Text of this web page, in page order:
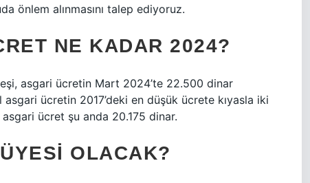
önlem alınmasını talep ediyoruz.
NE KADAR 2024?
asgari ücretin Mart 2024’te 22.500 dinar
asgari ücretin 2017’deki en düşük ücrete kıyasla iki
asgari ücret şu anda 20.175 dinar.
OLACAK?